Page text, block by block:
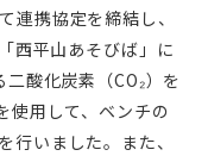
連携協定を締結し、
西平山あそびば」に
酸化炭素（CO₂）を
使用して、ベンチの
行いました。また、